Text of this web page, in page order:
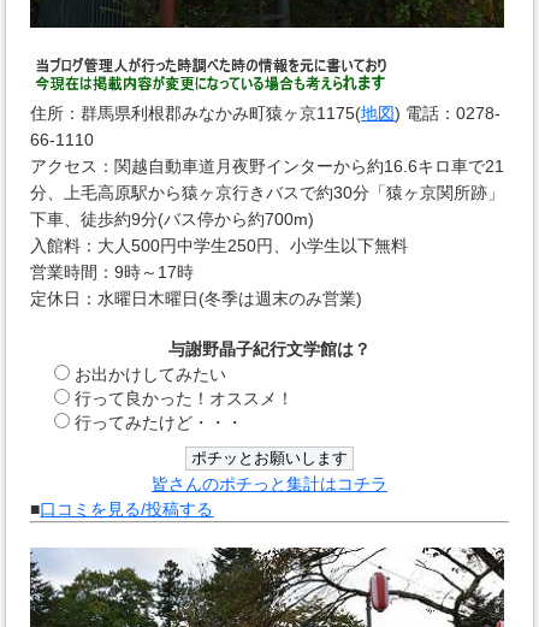
住所：群馬県利根郡みなかみ町猿ヶ京1175(地図) 電話：0278-
66-1110
アクセス：関越自動車道月夜野インターから約16.6キロ車で21
分、上毛高原駅から猿ヶ京行きバスで約30分「猿ヶ京関所跡」
下車、徒歩約9分(バス停から約700m)
入館料：大人500円中学生250円、小学生以下無料
営業時間：9時～17時
定休日：水曜日木曜日(冬季は週末のみ営業)
与謝野晶子紀行文学館は？
お出かけしてみたい
行って良かった！オススメ！
行ってみたけど・・・
皆さんのポチっと集計はコチラ
■口コミを見る/投稿する